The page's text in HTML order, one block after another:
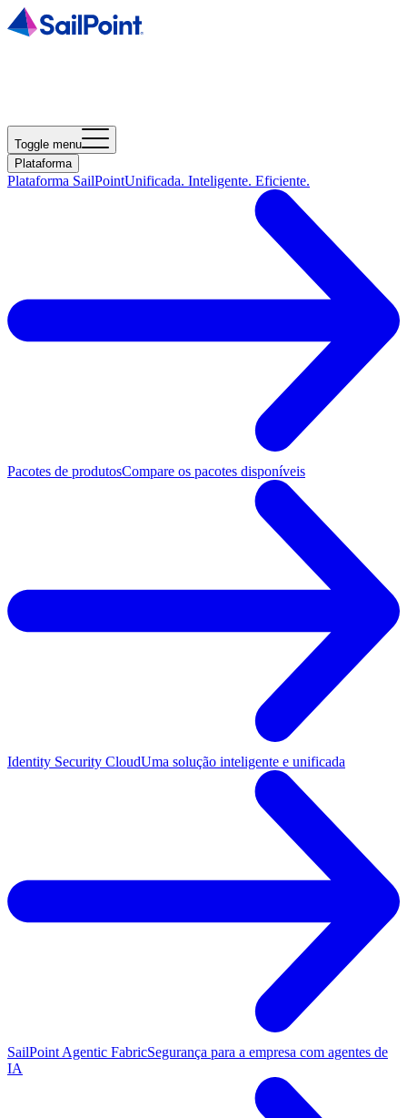
Toggle menu
Plataforma
Plataforma SailPointUnificada. Inteligente. Eficiente.
Pacotes de produtosCompare os pacotes disponíveis
Identity Security CloudUma solução inteligente e unificada
SailPoint Agentic FabricSegurança para a empresa com agentes de
IA